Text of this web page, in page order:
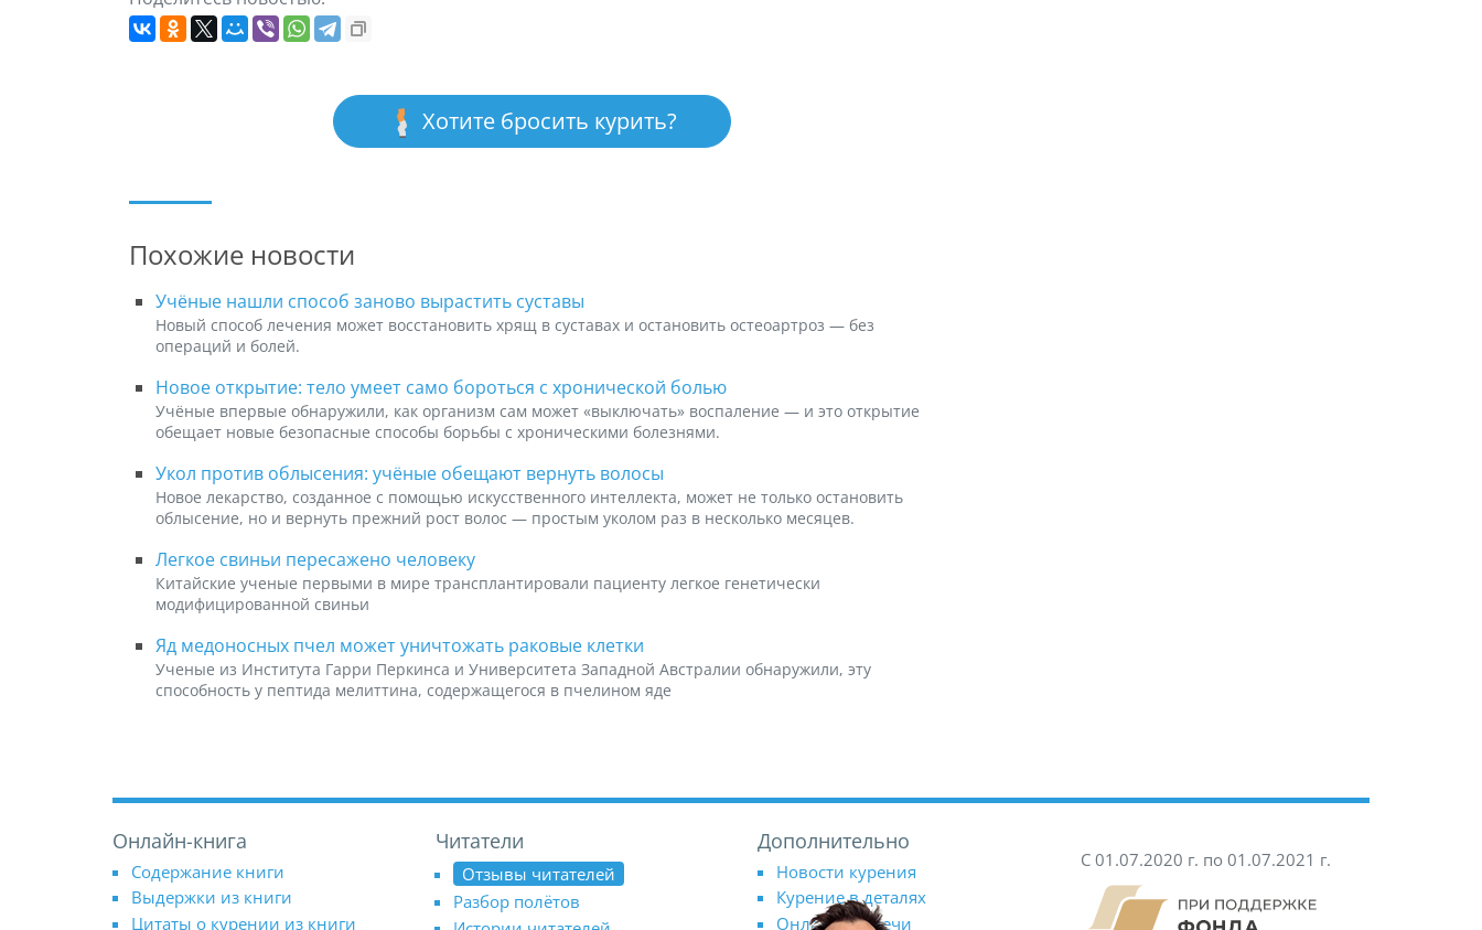
Хотите бросить курить?
Похожие новости
Учёные нашли способ заново вырастить суставы
Новый способ лечения может восстановить хрящ в суставах и остановить остеоартроз — без
операций и болей.
Новое открытие: тело умеет само бороться с хронической болью
Учёные впервые обнаружили, как организм сам может «выключать» воспаление — и это открытие
обещает новые безопасные способы борьбы с хроническими болезнями.
Укол против облысения: учёные обещают вернуть волосы
Новое лекарство, созданное с помощью искусственного интеллекта, может не только остановить
облысение, но и вернуть прежний рост волос — простым уколом раз в несколько месяцев.
Легкое свиньи пересажено человеку
Китайские ученые первыми в мире трансплантировали пациенту легкое генетически
модифицированной свиньи
Яд медоносных пчел может уничтожать раковые клетки
Ученые из Института Гарри Перкинса и Университета Западной Австралии обнаружили, эту
способность у пептида мелиттина, содержащегося в пчелином яде
Онлайн-книга
Содержание книги
Выдержки из книги
Цитаты о курении из книги
Читатели
Отзывы читателей
Разбор полётов
Дополнительно
Новости курения
Курение в деталях
Онлайн-встречи
С 01.07.2020 г. по 01.07.2021 г.